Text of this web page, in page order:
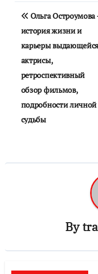
по
записям
Ольга Остроумова
история жизни и
карьеры выдающейся
актрисы,
ретроспективный
обзор фильмов,
подробности личной
судьбы
By